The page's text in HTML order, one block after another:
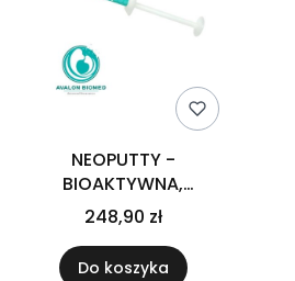
NEOPUTTY -
BIOAKTYWNA,
BIOCERAMICZNA
GOTOWA PASTA MTA W
FORMIE KITU 0,5g
248,90 zł
Do koszyka